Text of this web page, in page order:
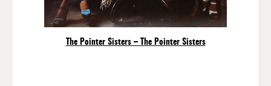
The Pointer Sisters – The Pointer Sisters